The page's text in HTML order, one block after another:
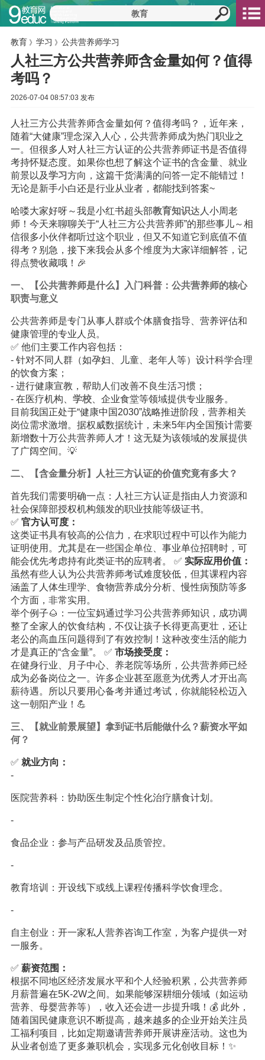
教育 》 学习 》 公共营养师学习
人社三方公共营养师含金量如何？值得
考吗？
2026-07-04 08:57:03 发布
人社三方公共营养师含金量如何？值得考吗？，近年来，
随着“大健康”理念深入人心，公共营养师成为热门职业之
一。但很多人对人社三方认证的公共营养师证书是否值得
考持怀疑态度。如果你也想了解这个证书的含金量、就业
前景以及学习方向，这篇干货满满的问答一定不能错过！
无论是新手小白还是行业从业者，都能找到答案~
哈喽大家好呀～我是小红书超头部教育知识达人小周老
师！今天来聊聊关于“人社三方公共营养师”的那些事儿～相
信很多小伙伴都听过这个职业，但又不知道它到底值不值
得考？别急，接下来我会从多个维度为大家详细解答，记
得点赞收藏哦！🎉
一、【公共营养师是什么】入门科普：公共营养师的核心
职责与意义
公共营养师是专门从事人群或个体膳食指导、营养评估和
健康管理的专业人员。
✅ 他们主要工作内容包括：
- 针对不同人群（如孕妇、儿童、老年人等）设计科学合理
的饮食方案；
- 进行健康宣教，帮助人们改善不良生活习惯；
- 在医疗机构、 学校、企业食堂等领域提供专业服务。
目前我国正处于“健康中国2030”战略推进阶段，营养相关
岗位需求激增。据权威数据统计，未来5年内全国预计需要
新增数十万公共营养师人才！这无疑为该领域的发展提供
了广阔空间。💡
二、【含金量分析】人社三方认证的价值究竟有多大？
首先我们需要明确一点：人社三方认证是指由人力资源和
社会保障部授权机构颁发的职业技能等级证书。
✅ 官方认可度：
这类证书具有较高的公信力，在求职过程中可以作为能力
证明使用。尤其是在一些国企单位、事业单位招聘时，可
能会优先考虑持有此类证书的应聘者。 ✅ 实际应用价值：
虽然有些人认为公共营养师考试难度较低，但其课程内容
涵盖了人体生理学、食物营养成分分析、慢性病预防等多
个方面，非常实用。
举个例子🌰：一位宝妈通过学习公共营养师知识，成功调
整了全家人的饮食结构，不仅让孩子长得更高更壮，还让
老公的高血压问题得到了有效控制！这种改变生活的能力
才是真正的“含金量”。 ✅ 市场接受度：
在健身行业、月子中心、养老院等场所，公共营养师已经
成为必备岗位之一。许多企业甚至愿意为优秀人才开出高
薪待遇。所以只要用心备考并通过考试，你就能轻松迈入
这一朝阳产业！💪
三、【就业前景展望】拿到证书后能做什么？薪资水平如
何？
✅ 就业方向：
-
医院营养科：协助医生制定个性化治疗膳食计划。
-
食品企业：参与产品研发及品质管控。
-
教育培训：开设线下或线上课程传播科学饮食理念。
-
自主创业：开一家私人营养咨询工作室，为客户提供一对
一服务。
✅ 薪资范围：
根据不同地区经济发展水平和个人经验积累，公共营养师
月薪普遍在5K-2W之间。如果能够深耕细分领域（如运动
营养、母婴营养等），收入还会进一步提升哦！💰 此外，
随着国民健康意识不断提高，越来越多的企业开始关注员
工福利项目，比如定期邀请营养师开展讲座活动。这也为
从业者创造了更多兼职机会，实现多元化创收目标！✨